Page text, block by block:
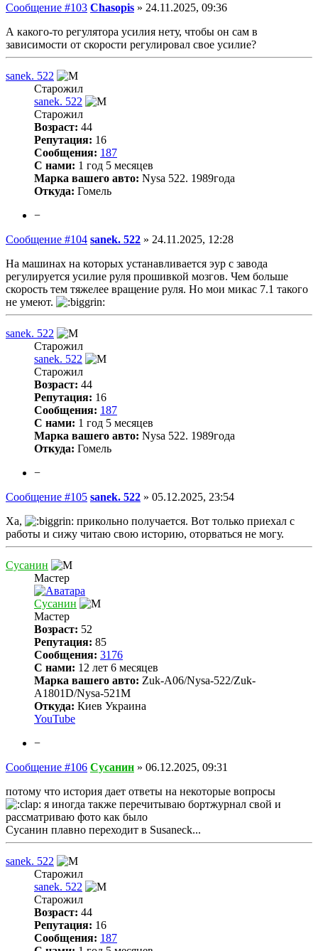
Сообщение #103 Chasopis » 24.11.2025, 09:36
А какого-то регулятора усилия нету, чтобы он сам в
зависимости от скорости регулировал свое усилие?
sanek. 522
Старожил
sanek. 522
Старожил
Возраст: 44
Репутация: 16
Сообщения: 187
С нами: 1 год 5 месяцев
Марка вашего авто: Nysa 522. 1989года
Откуда: Гомель
−
Сообщение #104 sanek. 522 » 24.11.2025, 12:28
На машинах на которых устанавливается эур с завода
регулируется усилие руля прошивкой мозгов. Чем больше
скорость тем тяжелее вращение руля. Но мои микас 7.1 такого
не умеют.
sanek. 522
Старожил
sanek. 522
Старожил
Возраст: 44
Репутация: 16
Сообщения: 187
С нами: 1 год 5 месяцев
Марка вашего авто: Nysa 522. 1989года
Откуда: Гомель
−
Сообщение #105 sanek. 522 » 05.12.2025, 23:54
Ха,
прикольно получается. Вот только приехал с
работы и сижу читаю свою историю, оторваться не могу.
Сусанин
Мастер
Сусанин
Мастер
Возраст: 52
Репутация: 85
Сообщения: 3176
С нами: 12 лет 6 месяцев
Марка вашего авто: Zuk-A06/Nysa-522/Zuk-
A1801D/Nysa-521M
Откуда: Киев Украина
YouTube
−
Сообщение #106 Сусанин » 06.12.2025, 09:31
потому что история дает ответы на некоторые вопросы
я иногда также перечитываю бортжурнал свой и
рассматриваю фото как было
Сусанин плавно переходит в Susaneck...
sanek. 522
Старожил
sanek. 522
Старожил
Возраст: 44
Репутация: 16
Сообщения: 187